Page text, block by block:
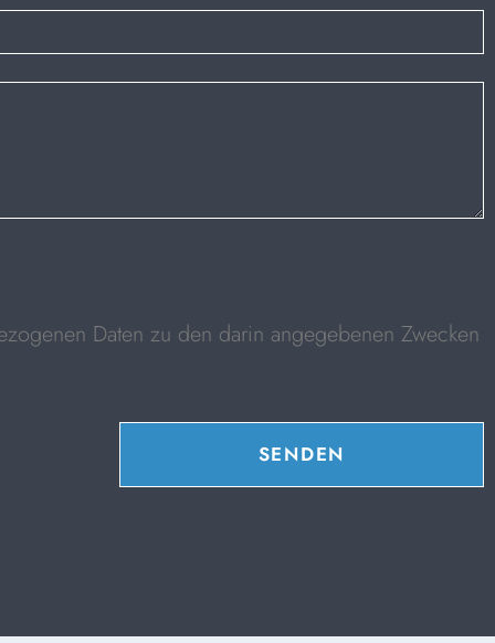
Daten zu den darin angegebenen Zwecken
SENDEN